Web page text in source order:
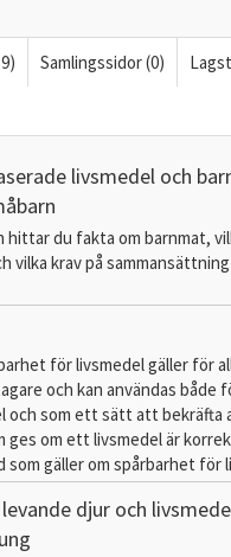
Samlingssidor (0)
livsmedel och
hittar du fakta om barnmat,
vilka krav på
för livsmedel gäller för
och kan användas både
och som ett sätt att bekräfta
ges om ett livsmedel är
som gäller om spårbarhet för
djur och